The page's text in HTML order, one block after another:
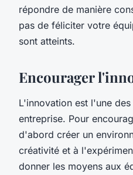
répondre de manière
pas de féliciter votre
sont atteints.
Encourager
L'innovation est l'une
entreprise. Pour
d'abord créer un
créativité et à
donner les moyens aux